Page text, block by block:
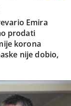
Emira
prodati
korona
nije dobio,